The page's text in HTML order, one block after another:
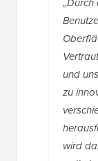
und
zu
wird